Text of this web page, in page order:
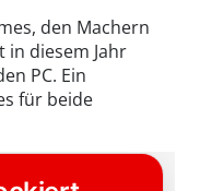
den Machern
in diesem Jahr
PC. Ein
für beide